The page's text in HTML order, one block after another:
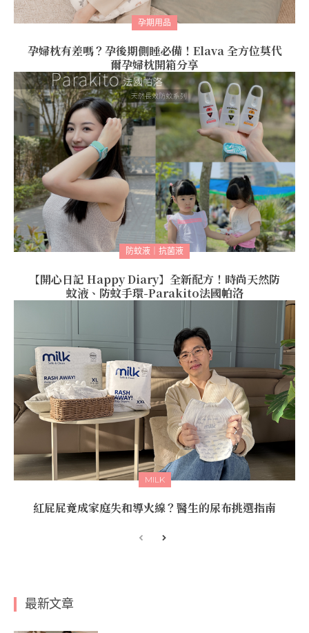
孕期用品
孕婦枕有差嗎？孕後期側睡必備！Elava 全方位莫代
爾孕婦枕開箱分享
防蚊液｜抗菌液
【開心日記 Happy Diary】全新配方！時尚天然防
蚊液、防蚊手環-Parakito法國帕洛
MILK
紅屁屁竟成家庭失和導火線？醫生的尿布挑選指南
最新文章